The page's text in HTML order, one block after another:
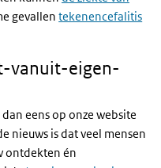
gevallentekenencefalitis
vanuit-eigen-
eens op onze website
nieuws is dat veel mensen
ontdekten én